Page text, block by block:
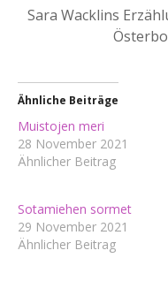
Sara Wacklins
Ähnliche Beiträge
Muistojen meri
28 November 2021
Ähnlicher Beitrag
Sotamiehen sormet
29 November 2021
Ähnlicher Beitrag